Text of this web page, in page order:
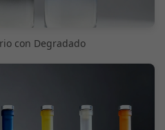
con Degradado